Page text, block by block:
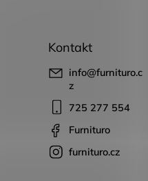
Kontakt
info@furnituro.c
z
725 277 554
Furnituro
furnituro.cz